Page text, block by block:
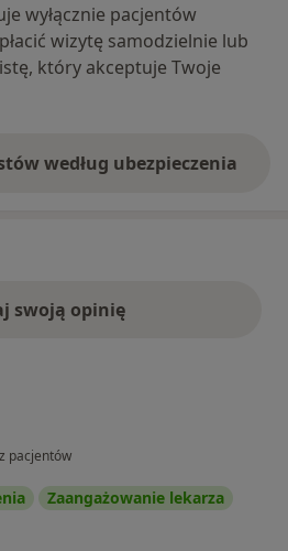
wyłącznie pacjentów
wizytę samodzielnie lub
który akceptuje Twoje
według ubezpieczenia
swoją opinię
pacjentów
Zaangażowanie lekarza